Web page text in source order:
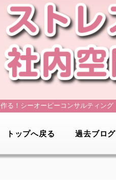
る！ シーオーピーコンサルティング
トップへ戻る 過去ブログ